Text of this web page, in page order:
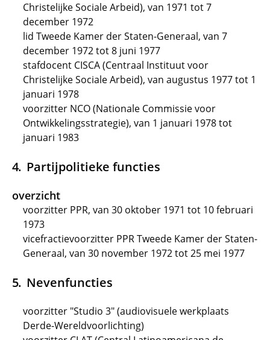
Christelijke Sociale Arbeid), van 1971 tot 7
december 1972
lid Tweede Kamer der Staten-Generaal, van 7
december 1972 tot 8 juni 1977
stafdocent CISCA (Centraal Instituut voor
Christelijke Sociale Arbeid), van augustus 1977 tot 1
januari 1978
voorzitter NCO (Nationale Commissie voor
Ontwikkelingsstrategie), van 1 januari 1978 tot
januari 1983
Partijpolitieke functies
overzicht
voorzitter PPR, van 30 oktober 1971 tot 10 februari
1973
vicefractievoorzitter PPR Tweede Kamer der Staten-
Generaal, van 30 november 1972 tot 25 mei 1977
Nevenfuncties
voorzitter "Studio 3" (audiovisuele werkplaats
Derde-Wereldvoorlichting)